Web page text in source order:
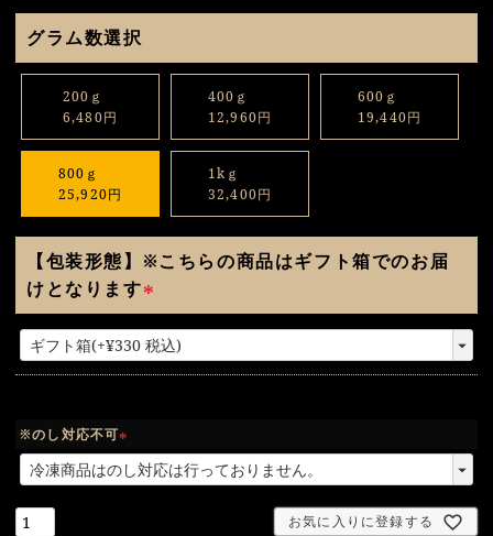
グラム数選択
200ｇ
6,480円
400ｇ
12,960円
600ｇ
19,440円
800ｇ
25,920円
1kｇ
32,400円
【包装形態】※こちらの商品はギフト箱でのお届
けとなります
(
必
須
※のし対応不可
(
必
お気に入りに登録する